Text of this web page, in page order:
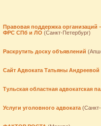
Правовая поддержка организаций
ФРС СПб и ЛО (Санкт-Петербург)
Раскрутить доску объявлений
Сайт Адвоката Татьяны Андреевой
Тульская областная адвокатская
Услуги уголовного адвоката